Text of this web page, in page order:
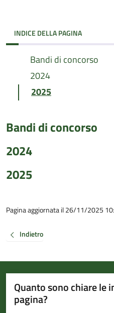
INDICE DELLA PAGINA
Bandi di concorso
2024
2025
Bandi di concorso
2024
2025
Pagina aggiornata il 26/11/2025
Indietro
Quanto sono chiare le
pagina?